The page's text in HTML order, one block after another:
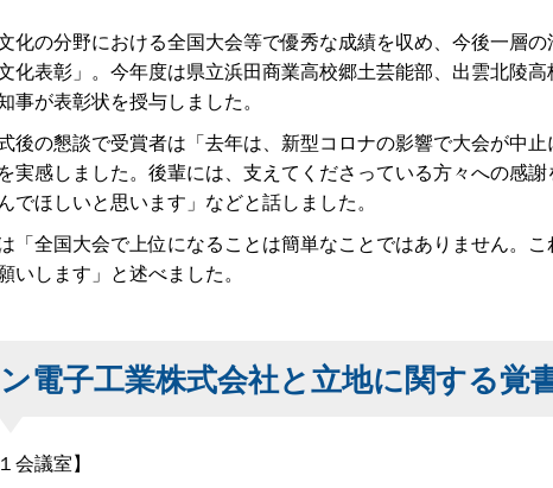
化の分野における全国大会等で優秀な成績を収め、今後一層
化表彰」。今年度は県立浜田商業高校郷土芸能部、出雲北陵
事が表彰状を授与しました。
後の懇談で受賞者は「去年は、新型コロナの影響で大会が中
実感しました。後輩には、支えてくださっている方々への感
でほしいと思います」などと話しました。
「全国大会で上位になることは簡単なことではありません。
いします」と述べました。
電子工業株式会社と立地に関する覚
会議室】